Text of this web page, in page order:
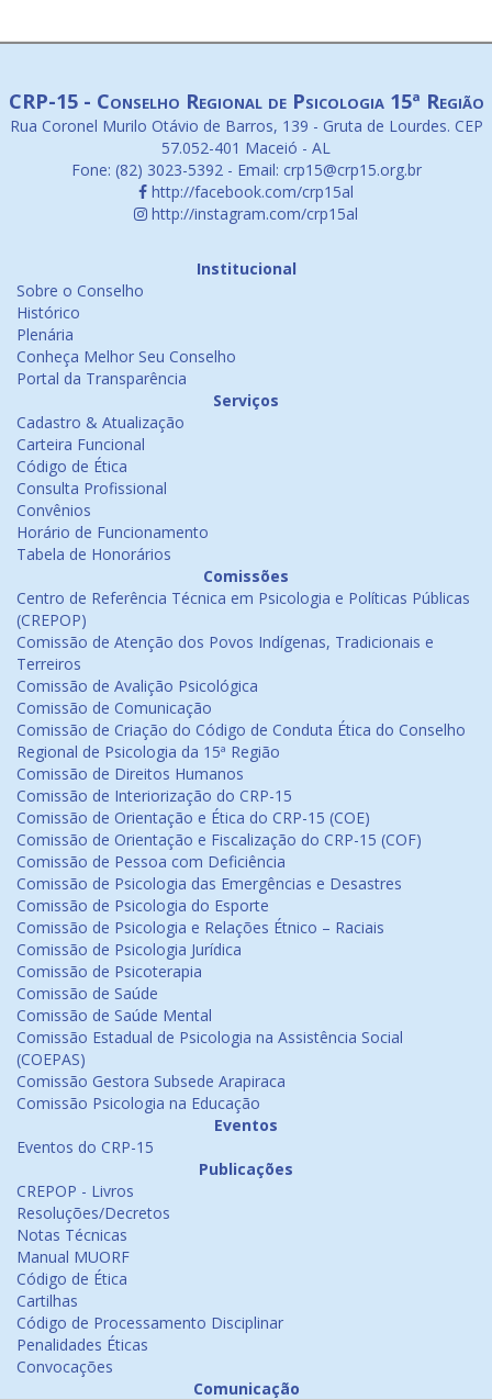
CRP-15 - Conselho Regional de Psicologia 15ª Região
Rua Coronel Murilo Otávio de Barros, 139 - Gruta de Lourdes. CEP
57.052-401 Maceió - AL
Fone: (82) 3023-5392 - Email: crp15@crp15.org.br
http://facebook.com/crp15al
http://instagram.com/crp15al
Institucional
Sobre o Conselho
Histórico
Plenária
Conheça Melhor Seu Conselho
Portal da Transparência
Serviços
Cadastro & Atualização
Carteira Funcional
Código de Ética
Consulta Profissional
Convênios
Horário de Funcionamento
Tabela de Honorários
Comissões
Centro de Referência Técnica em Psicologia e Políticas Públicas
(CREPOP)
Comissão de Atenção dos Povos Indígenas, Tradicionais e
Terreiros
Comissão de Avalição Psicológica
Comissão de Comunicação
Comissão de Criação do Código de Conduta Ética do Conselho
Regional de Psicologia da 15ª Região
Comissão de Direitos Humanos
Comissão de Interiorização do CRP-15
Comissão de Orientação e Ética do CRP-15 (COE)
Comissão de Orientação e Fiscalização do CRP-15 (COF)
Comissão de Pessoa com Deficiência
Comissão de Psicologia das Emergências e Desastres
Comissão de Psicologia do Esporte
Comissão de Psicologia e Relações Étnico – Raciais
Comissão de Psicologia Jurídica
Comissão de Psicoterapia
Comissão de Saúde
Comissão de Saúde Mental
Comissão Estadual de Psicologia na Assistência Social
(COEPAS)
Comissão Gestora Subsede Arapiraca
Comissão Psicologia na Educação
Eventos
Eventos do CRP-15
Publicações
CREPOP - Livros
Resoluções/Decretos
Notas Técnicas
Manual MUORF
Código de Ética
Cartilhas
Código de Processamento Disciplinar
Penalidades Éticas
Convocações
Comunicação